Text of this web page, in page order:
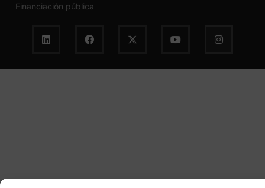
Financiación pública